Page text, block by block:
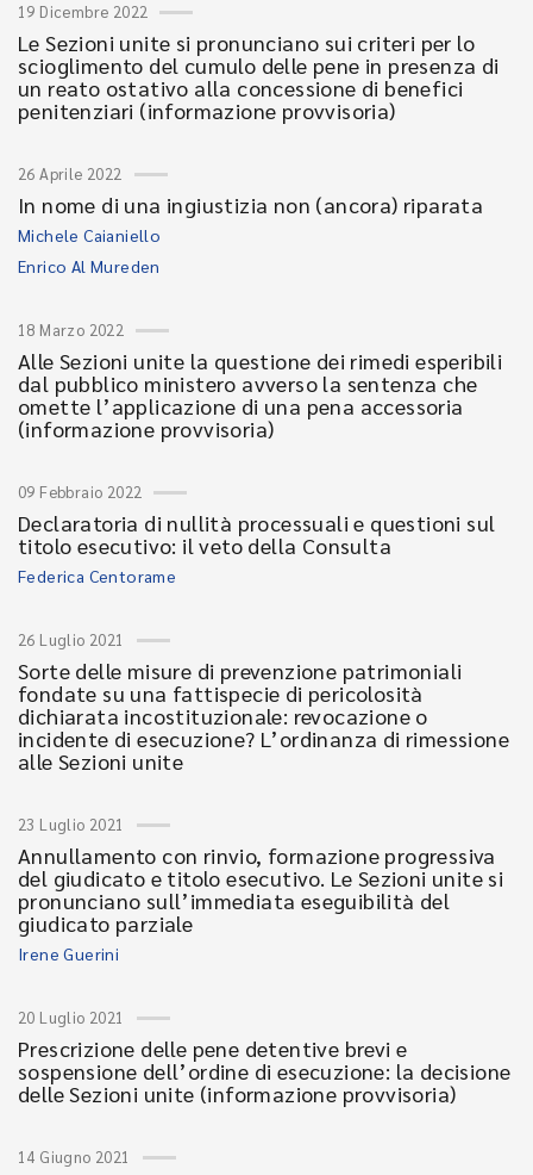
19 Dicembre 2022
Le Sezioni unite si pronunciano sui criteri per lo
scioglimento del cumulo delle pene in presenza di
un reato ostativo alla concessione di benefici
penitenziari (informazione provvisoria)
26 Aprile 2022
In nome di una ingiustizia non (ancora) riparata
Michele Caianiello
Enrico Al Mureden
18 Marzo 2022
Alle Sezioni unite la questione dei rimedi esperibili
dal pubblico ministero avverso la sentenza che
omette l’applicazione di una pena accessoria
(informazione provvisoria)
09 Febbraio 2022
Declaratoria di nullità processuali e questioni sul
titolo esecutivo: il veto della Consulta
Federica Centorame
26 Luglio 2021
Sorte delle misure di prevenzione patrimoniali
fondate su una fattispecie di pericolosità
dichiarata incostituzionale: revocazione o
incidente di esecuzione? L’ordinanza di rimessione
alle Sezioni unite
23 Luglio 2021
Annullamento con rinvio, formazione progressiva
del giudicato e titolo esecutivo. Le Sezioni unite si
pronunciano sull’immediata eseguibilità del
giudicato parziale
Irene Guerini
20 Luglio 2021
Prescrizione delle pene detentive brevi e
sospensione dell’ordine di esecuzione: la decisione
delle Sezioni unite (informazione provvisoria)
14 Giugno 2021